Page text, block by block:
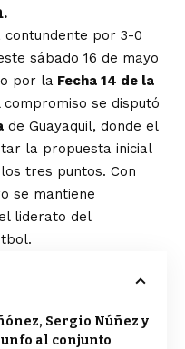
contundente por 3-0
sábado 16 de mayo
por la Fecha 14 de la
compromiso se disputó
de Guayaquil, donde el
la propuesta inicial
tres puntos. Con
se mantiene
liderato del
Sergio Núñez y
al conjunto